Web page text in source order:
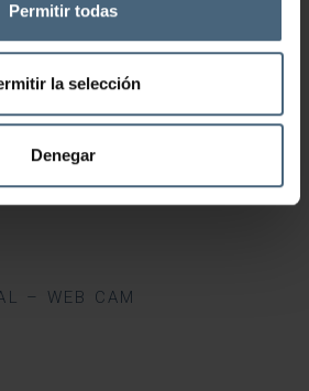
Permitir todas
la selección
Denegar
Restaurante
– WEB CAM